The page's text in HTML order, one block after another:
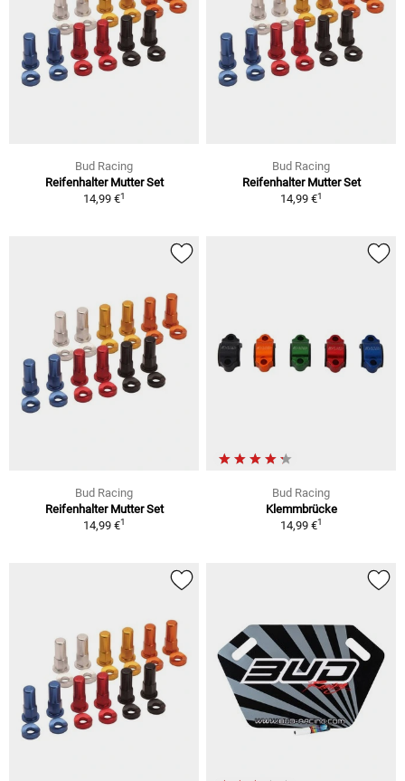
Bud Racing
Reifenhalter Mutter Set
14,99 €1
Bud Racing
Reifenhalter Mutter Set
14,99 €1
Bud Racing
Reifenhalter Mutter Set
14,99 €1
Bud Racing
Klemmbrücke
14,99 €1